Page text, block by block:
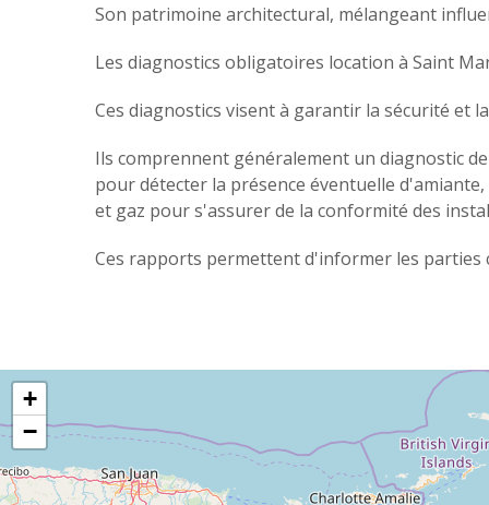
Son patrimoine architectural, mélangeant
Les diagnostics obligatoires location à Saint
Ces diagnostics visent à garantir la sécurité et
Ils comprennent généralement un diagnostic
pour détecter la présence éventuelle
et gaz pour s'assurer de la conformité des
Ces rapports permettent d'informer les parties
+
−